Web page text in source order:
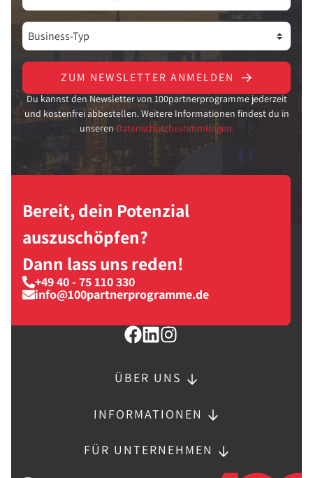
ZUM NEWSLETTER ANMELDEN
Du kannst den Newsletter von 100partnerprogramme jederzeit
und kostenfrei abbestellen. Weitere Informationen findest du in
unseren Datenschutzbestimmungen.
Bereit, dein Potenzial
auszuschöpfen?
Dann lass uns reden!
+49 40 - 75 110 330
info@100partnerprogramme.de
ÜBER UNS
INFORMATIONEN
FÜR UNTERNEHMEN